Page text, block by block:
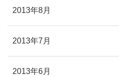
2013年8月
2013年7月
2013年6月